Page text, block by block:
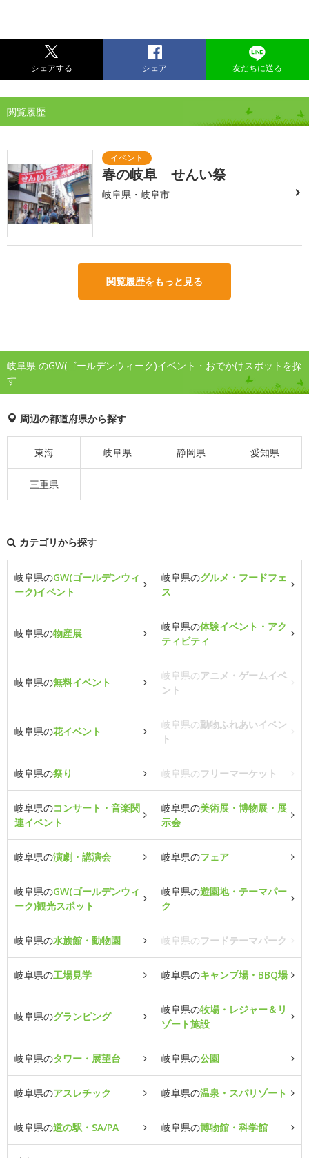
シェアする シェア 友だちに送る
閲覧履歴
春の岐阜 せんい祭
岐阜県・岐阜市
閲覧履歴をもっと見る
岐阜県 のGW(ゴールデンウィーク)イベント・おでかけスポットを探
す
周辺の都道府県から探す
東海 岐阜県 静岡県 愛知県
三重県
カテゴリから探す
岐阜県のGW(ゴールデンウィ
ーク)イベント
岐阜県のグルメ・フードフェ
ス
岐阜県の物産展
岐阜県の体験イベント・アク
ティビティ
岐阜県の無料イベント
岐阜県のアニメ・ゲームイベ
ント
岐阜県の花イベント
岐阜県の動物ふれあいイベン
ト
岐阜県の祭り 岐阜県のフリーマーケット
岐阜県のコンサート・音楽関
連イベント
岐阜県の美術展・博物展・展
示会
岐阜県の演劇・講演会 岐阜県のフェア
岐阜県のGW(ゴールデンウィ
ーク)観光スポット
岐阜県の遊園地・テーマパー
ク
岐阜県の水族館・動物園 岐阜県のフードテーマパーク
岐阜県の工場見学 岐阜県のキャンプ場・BBQ場
岐阜県のグランピング
岐阜県の牧場・レジャー＆リ
ゾート施設
岐阜県のタワー・展望台 岐阜県の公園
岐阜県のアスレチック 岐阜県の温泉・スパリゾート
岐阜県の道の駅・SA/PA 岐阜県の博物館・科学館